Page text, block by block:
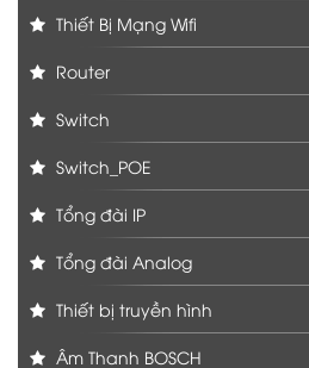
Thiết Bị Mạng Wifi
Router
Switch
Switch_POE
Tổng đài IP
Tổng đài Analog
Thiết bị truyền hình
Âm Thanh BOSCH